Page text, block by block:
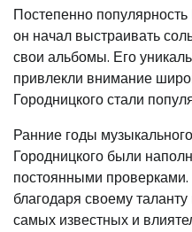
Постепенно популярность
он начал выстраивать
свои альбомы. Его
привлекли внимание
Городницкого стали
Ранние годы
Городницкого были
постоянными
благодаря своему
самых известных и